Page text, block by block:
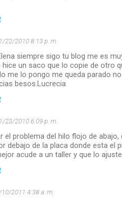
22/2010 8:13 p. m.
siempre sigo tu blog me es
un saco que lo copie de otro
me lo pongo me queda parado
besos.Lucrecia
23/2010 6:09 p. m.
el problema del hilo flojo de
debajo de la placa donde esta el
acude a un taller y que lo
2011 4:38 a. m.